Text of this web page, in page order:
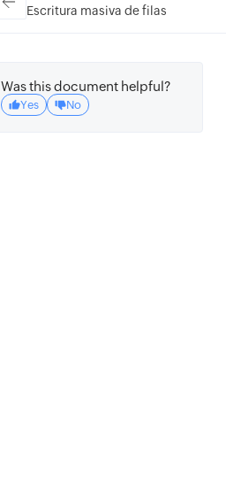
Escritura masiva de filas
Was this document helpful?
Yes No